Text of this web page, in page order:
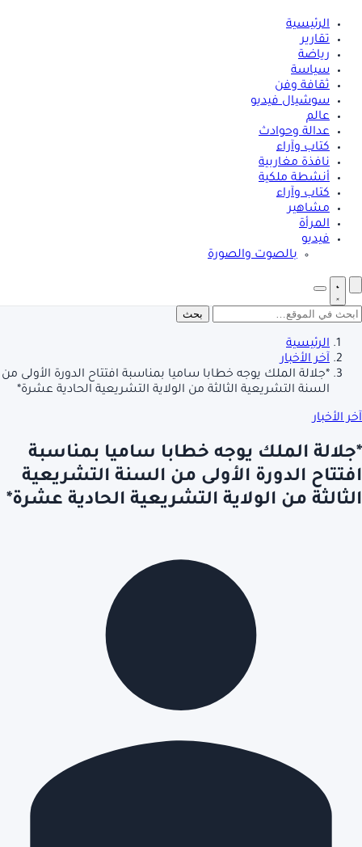
الرئيسية
تقارير
رياضة
سياسة
ثقافة وفن
سوشيال فيديو
عالم
عدالة وحوادث
كتاب وآراء
نافذة مغاربية
أنشطة ملكية
كتاب وآراء
مشاهير
المرأة
فيديو
بالصوت والصورة
بحث
الرئيسية
آخر الأخبار
*جلالة الملك يوجه خطابا ساميا بمناسبة افتتاح الدورة الأولى من
السنة التشريعية الثالثة من الولاية التشريعية الحادية عشرة*
آخر الأخبار
*جلالة الملك يوجه خطابا ساميا بمناسبة
افتتاح الدورة الأولى من السنة التشريعية
الثالثة من الولاية التشريعية الحادية عشرة*